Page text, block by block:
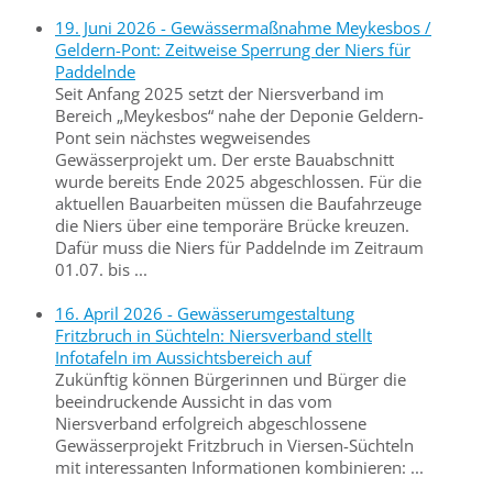
19. Juni 2026 - Gewässermaßnahme Meykesbos /
Geldern-Pont: Zeitweise Sperrung der Niers für
Paddelnde
Seit Anfang 2025 setzt der Niersverband im
Bereich „Meykesbos“ nahe der Deponie Geldern-
Pont sein nächstes wegweisendes
Gewässerprojekt um. Der erste Bauabschnitt
wurde bereits Ende 2025 abgeschlossen. Für die
aktuellen Bauarbeiten müssen die Baufahrzeuge
die Niers über eine temporäre Brücke kreuzen.
Dafür muss die Niers für Paddelnde im Zeitraum
01.07. bis ...
16. April 2026 - Gewässerumgestaltung
Fritzbruch in Süchteln: Niersverband stellt
Infotafeln im Aussichtsbereich auf
Zukünftig können Bürgerinnen und Bürger die
beeindruckende Aussicht in das vom
Niersverband erfolgreich abgeschlossene
Gewässerprojekt Fritzbruch in Viersen-Süchteln
mit interessanten Informationen kombinieren: ...